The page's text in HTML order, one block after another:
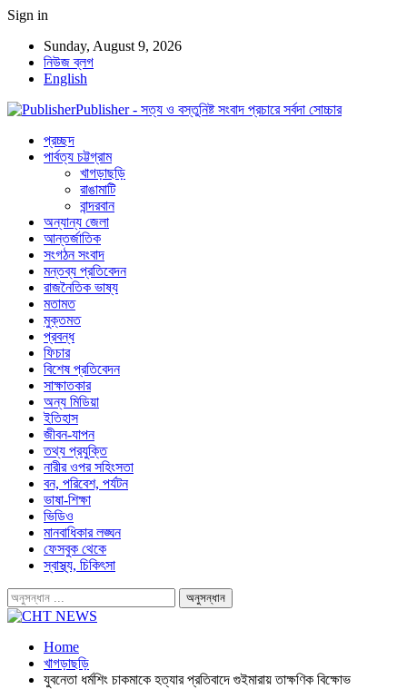
Sign in
Sunday, August 9, 2026
নিউজ ব্লগ
English
Publisher - সত্য ও বস্তুনিষ্ট সংবাদ প্রচারে সর্বদা সোচ্চার
প্রচ্ছদ
পার্বত্য চট্টগ্রাম
খাগড়াছড়ি
রাঙামাটি
বান্দরবান
অন্যান্য জেলা
আন্তর্জাতিক
সংগঠন সংবাদ
মন্তব্য প্রতিবেদন
রাজনৈতিক ভাষ্য
মতামত
মুক্তমত
প্রবন্ধ
ফিচার
বিশেষ প্রতিবেদন
সাক্ষাতকার
অন্য মিডিয়া
ইতিহাস
জীবন-যাপন
তথ্য প্রযুক্তি
নারীর ওপর সহিংসতা
বন, পরিবেশ, পর্যটন
ভাষা-শিক্ষা
ভিডিও
মানবাধিকার লঙ্ঘন
ফেসবুক থেকে
স্বাস্থ্য, চিকিৎসা
Home
খাগড়াছড়ি
যুবনেতা ধর্মশিং চাকমাকে হত্যার প্রতিবাদে গুইমারায় তাক্ষণিক বিক্ষোভ